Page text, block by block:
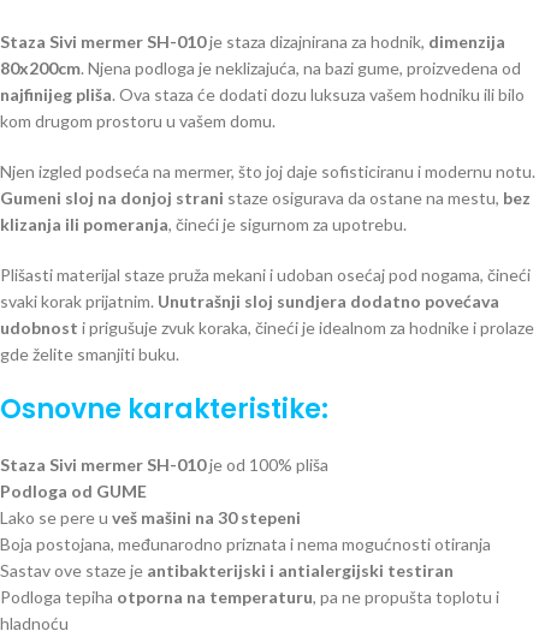
Staza Sivi mermer SH-010je staza dizajnirana za hodnik, dimenzija
80x200cm. Njena podloga je neklizajuća, na bazi gume, proizvedena od
najfinijeg pliša. Ova staza će dodati dozu luksuza vašem hodniku ili bilo
kom drugom prostoru u vašem domu.
Njen izgled podseća na mermer, što joj daje sofisticiranu i modernu notu.
Gumeni sloj na donjoj strani staze osigurava da ostane na mestu, bez
klizanja ili pomeranja, čineći je sigurnom za upotrebu.
Plišasti materijal staze pruža mekani i udoban osećaj pod nogama, čineći
svaki korak prijatnim. Unutrašnji sloj sundjera dodatno povećava
udobnost i prigušuje zvuk koraka, čineći je idealnom za hodnike i prolaze
gde želite smanjiti buku.
Osnovne karakteristike:
Staza Sivi mermer SH-010je od 100% pliša
Podloga od GUME
Lako se pere u veš mašini na 30 stepeni
Boja postojana, međunarodno priznata i nema mogućnosti otiranja
Sastav ove staze je antibakterijski i antialergijski testiran
Podloga tepiha otporna na temperaturu, pa ne propušta toplotu i
hladnoću